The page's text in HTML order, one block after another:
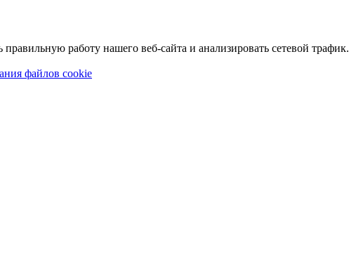
работу нашего веб-сайта и анализировать сетевой трафик.
файлов cookie